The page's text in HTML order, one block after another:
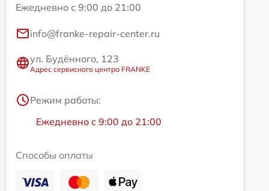
Ежедневно с 9:00 до 21:00
info@franke-repair-center.ru
ул. Будённого, 123
Адрес сервисного центра FRANKE
Режим работы:
Ежедневно с 9:00 до 21:00
Способы оплаты